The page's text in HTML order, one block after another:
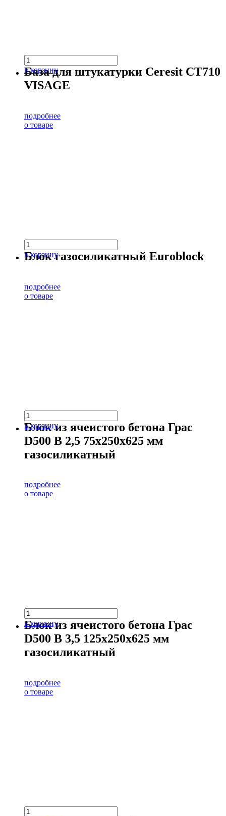
в корзину
База для штукатурки Ceresit CT710
VISAGE
подробнее
о товаре
в корзину
Блок газосиликатный Euroblock
подробнее
о товаре
в корзину
Блок из ячеистого бетона Грас
D500 В 2,5 75х250х625 мм
газосиликатный
подробнее
о товаре
в корзину
Блок из ячеистого бетона Грас
D500 В 3,5 125х250х625 мм
газосиликатный
подробнее
о товаре